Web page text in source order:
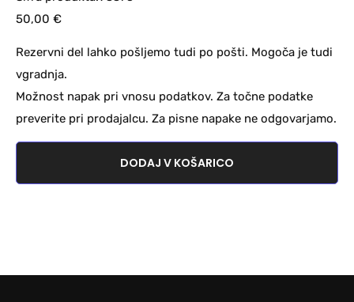
50,00 €
Rezervni del lahko pošljemo tudi po pošti. Mogoča je tudi
vgradnja.
Možnost napak pri vnosu podatkov. Za točne podatke
preverite pri prodajalcu. Za pisne napake ne odgovarjamo.
DODAJ V KOŠARICO